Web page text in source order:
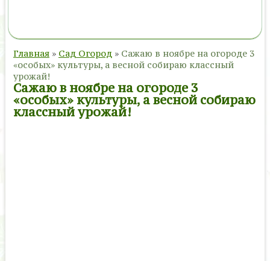
Главная » Сад Огород » Сажаю в ноябре на огороде 3
«особых» культуры, а весной собираю классный
урожай!
Сажаю в ноябре на огороде 3
«особых» культуры, а весной собираю
классный урожай!